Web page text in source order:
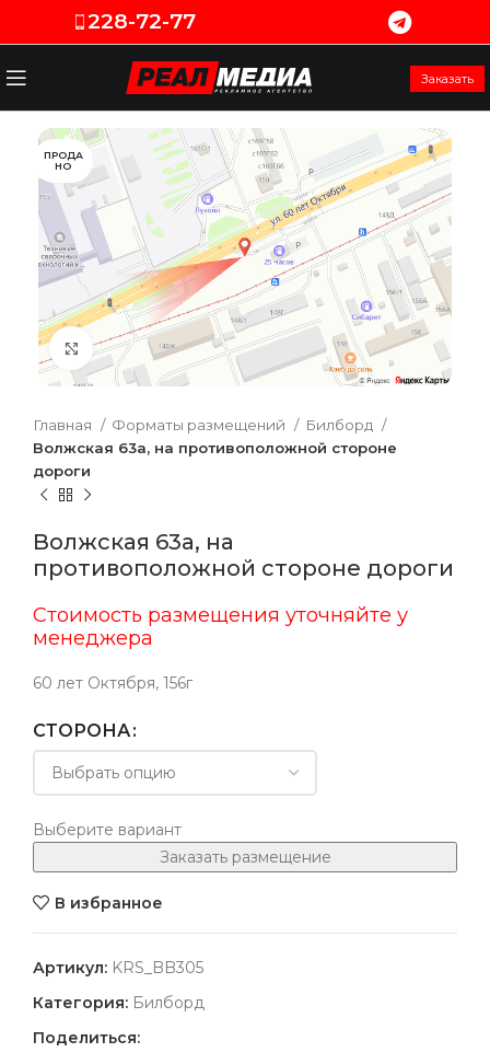
228-72-77
Заказать
ПРОДА
НО
Увеличить
Главная Форматы размещений
Билборд
Волжская 63а, на противоположной стороне
дороги
Волжская 63а, на
противоположной стороне дороги
Стоимость размещения уточняйте у
менеджера
60 лет Октября, 156г
СТОРОНА
Выберите вариант
Заказать размещение
В избранное
Артикул: KRS_BB305
Категория: Билборд
Поделиться: